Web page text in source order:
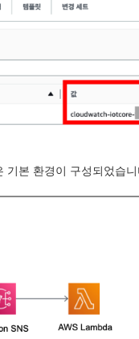
기본 환경이 구성되었습니